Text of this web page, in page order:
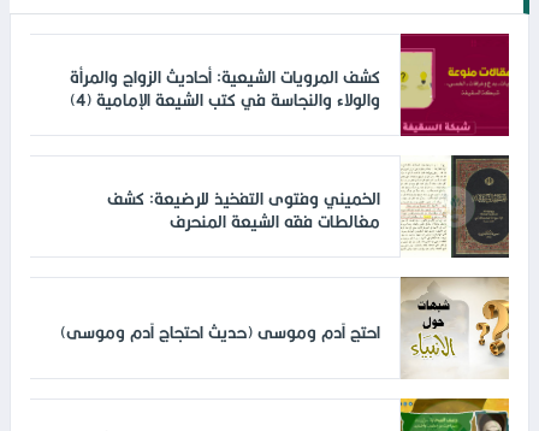
كشف المرويات الشيعية: أحاديث الزواج والمرأة
والولاء والنجاسة في كتب الشيعة الإمامية (4)
الخميني وفتوى التفخيذ للرضيعة: كشف
مغالطات فقه الشيعة المنحرف
احتج آدم وموسى (حديث احتجاج آدم وموسى)